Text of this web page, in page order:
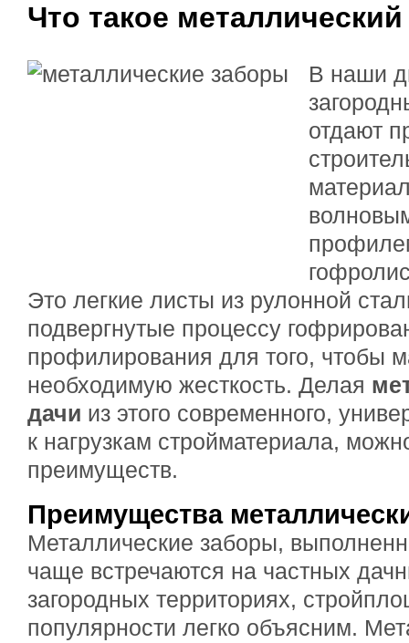
Что такое
В наши
отдают
Это легкие листы из рулонной
подвергнутые процессу
профилирования для того, чтобы
необходимую жесткость. Делая
дачи из этого современного,
к нагрузкам стройматериала,
преимуществ.
Преимущества
Металлические заборы,
чаще встречаются на частных
загородных территориях,
популярности легко объясним.